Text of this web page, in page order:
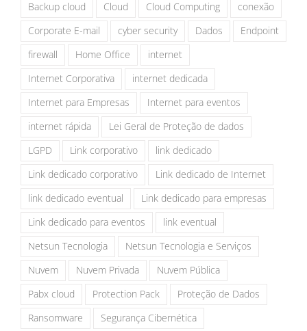
Backup cloud Cloud Cloud Computing
conexão
Corporate E-mail
cyber security Dados
Endpoint
firewall
Home Office
internet
Internet Corporativa
internet dedicada
Internet para Empresas
Internet para eventos
internet rápida
Lei Geral de Proteção de dados
LGPD
Link corporativo
link dedicado
Link dedicado corporativo
Link dedicado de Internet
link dedicado eventual
Link dedicado para empresas
Link dedicado para eventos
link eventual
Netsun Tecnologia
Netsun Tecnologia e Serviços
Nuvem
Nuvem Privada
Nuvem Pública
Pabx cloud
Protection Pack
Proteção de Dados
Ransomware
Segurança Cibernética